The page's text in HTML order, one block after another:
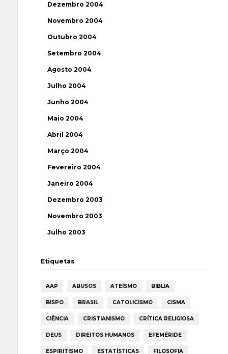
Dezembro 2004
Novembro 2004
Outubro 2004
Setembro 2004
Agosto 2004
Julho 2004
Junho 2004
Maio 2004
Abril 2004
Março 2004
Fevereiro 2004
Janeiro 2004
Dezembro 2003
Novembro 2003
Julho 2003
Etiquetas
AAP ABUSOS ATEÍSMO BIBLIA
BISPO BRASIL CATOLICISMO CISMA
CIÊNCIA CRISTIANISMO CRÍTICA RELIGIOSA
DEUS DIREITOS HUMANOS EFEMÉRIDE
ESPIRITISMO ESTATÍSTICAS FILOSOFIA